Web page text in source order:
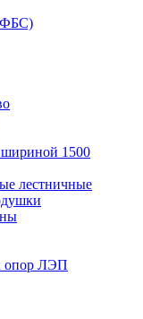
1500
лестничные
опор ЛЭП